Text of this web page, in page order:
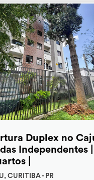
Duplex no
Independentes |
|
CURITIBA - PR